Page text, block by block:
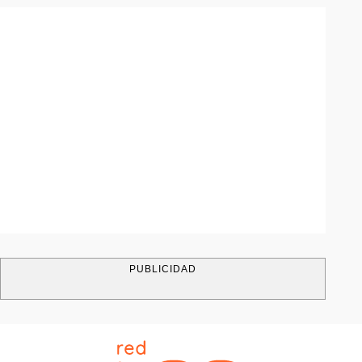
PUBLICIDAD